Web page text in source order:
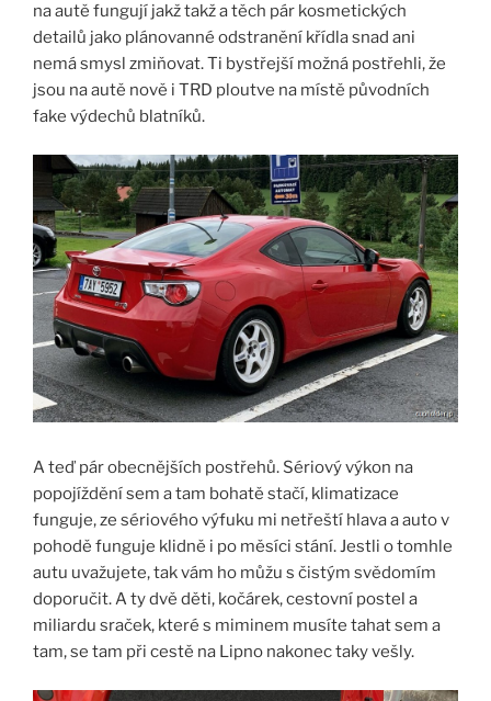
na autě fungují jakž takž a těch pár kosmetických
detailů jako plánovanné odstranění křídla snad ani
nemá smysl zmiňovat. Ti bystřejší možná postřehli, že
jsou na autě nově i TRD ploutve na místě původních
fake výdechů blatníků.
A teď pár obecnějších postřehů. Sériový výkon na
popojíždění sem a tam bohatě stačí, klimatizace
funguje, ze sériového výfuku mi netřeští hlava a auto v
pohodě funguje klidně i po měsíci stání. Jestli o tomhle
autu uvažujete, tak vám ho můžu s čistým svědomím
doporučit. A ty dvě děti, kočárek, cestovní postel a
miliardu sraček, které s miminem musíte tahat sem a
tam, se tam při cestě na Lipno nakonec taky vešly.